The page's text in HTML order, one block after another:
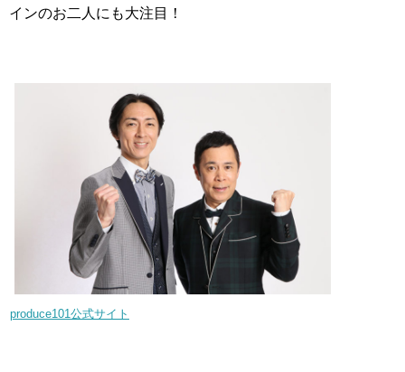
インのお二人にも大注目！
produce101公式サイト